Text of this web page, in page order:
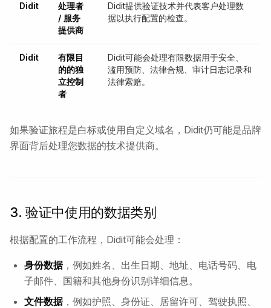
Didit
处理者
/ 服务
提供商
Didit提供验证技术并代表客户处理数
据以执行配置的检查。
Didit
有限目
的的独
立控制
者
Didit可能会处理有限数据用于安全、
滥用预防、法律合规、审计日志记录和
法律索赔。
如果验证旅程是白标或使用自定义域名，Didit仍可能是品牌
界面背后处理您数据的技术提供商。
3. 验证中使用的数据类别
根据配置的工作流程，Didit可能会处理：
身份数据，例如姓名、出生日期、地址、电话号码、电
子邮件、国籍和其他身份识别详细信息。
文件数据，例如护照、身份证、居留许可、驾驶执照、